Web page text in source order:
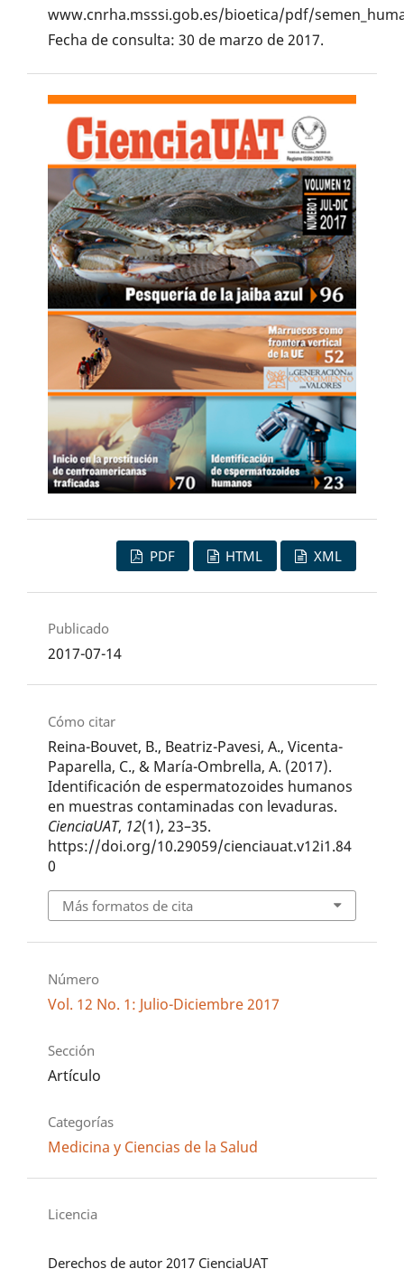
www.cnrha.msssi.gob.es/bioetica/pdf/
Fecha de consulta: 30 de marzo de 2017.
PDF HTML XML
Publicado
2017-07-14
Cómo citar
Reina-Bouvet, B., Beatriz-Pavesi, A., Vicenta-
Paparella, C., & María-Ombrella, A. (2017).
Identificación de espermatozoides humanos
en muestras contaminadas con levaduras.
CienciaUAT, 12(1), 23–35.
https://doi.org/10.29059/cienciauat.v12i1.84
0
Más formatos de cita
Número
Vol. 12 No. 1: Julio-Diciembre 2017
Sección
Artículo
Categorías
Medicina y Ciencias de la Salud
Licencia
Derechos de autor 2017 CienciaUAT